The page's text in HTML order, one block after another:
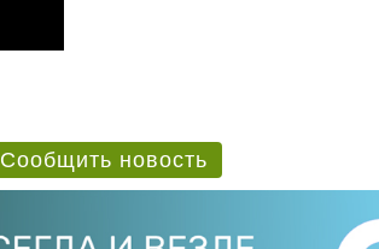
Сообщить новость